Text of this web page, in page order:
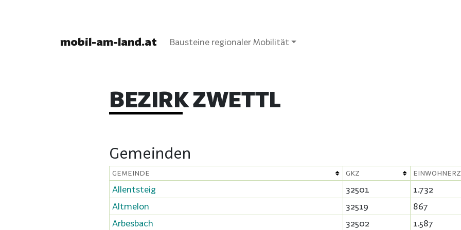
mobil-am-land.at Bausteine regionaler Mobilität
BEZIRK ZWETTL
Gemeinden
GEMEINDE GKZ
Allentsteig 32501
1.732
Altmelon
32519
867
Arbesbach
32502 1.587